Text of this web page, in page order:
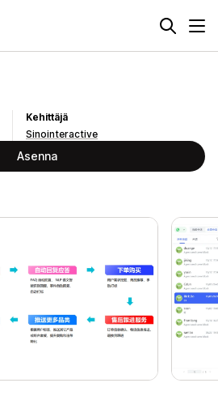
Kehittäjä
Sinointeractive
Asenna